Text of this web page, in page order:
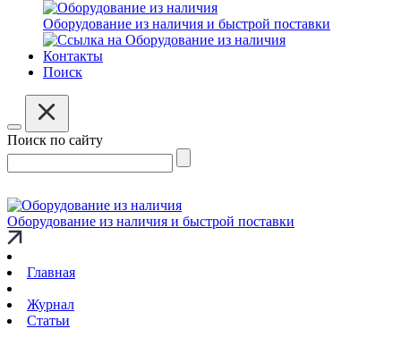
Оборудование из наличия и быстрой поставки
Контакты
Поиск
Поиск по сайту
Оборудование из наличия и быстрой поставки
Главная
Журнал
Статьи